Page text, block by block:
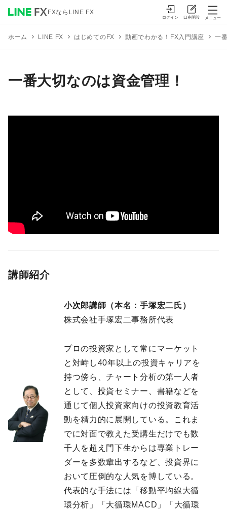
ホーム LINE FX はじめてのFX 動画でわかる！FX入門講座 一
一番大切なのは資金管理！
講師紹介
小次郎講師（本名：手塚宏二氏）
株式会社手塚宏二事務所代表
プロの投資家として常にマーケット
と対峙し40年以上の投資キャリアを
持つ傍ら、チャート分析の第一人者
として、投資セミナー、書籍などを
通じて個人投資家向けの投資教育活
動を精力的に展開している。これま
でに対面で教えた受講生だけでも数
千人を超え門下生からは専業トレー
ダーを多数輩出するなど、投資界に
おいて圧倒的な人気を博している。
代表的な手法には「移動平均線大循
環分析」「大循環MACD」「大循環
FXならLINE FX
ログイン 口座開設 メニュー